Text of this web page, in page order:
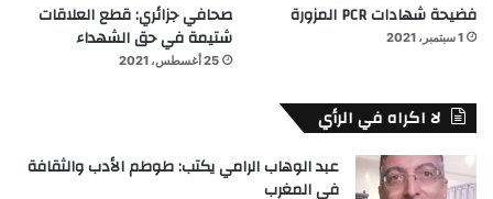
فضيحة شهادات PCR المزورة
1 سبتمبر، 2021
صحافي جزائري: قطع العلاقات
شتيمة في حق الشهداء
25 أغسطس، 2021
لا اكراه في الرأي
عبد الوهاب الرامي يكتب: طوطم الأدب والثقافة
في المغرب